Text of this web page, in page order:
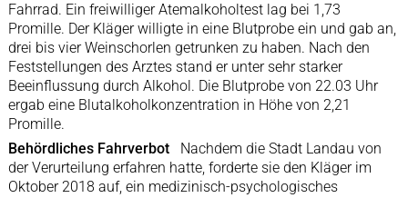
Fahrrad. Ein freiwilliger Atemalkoholtest lag bei 1,73
Promille. Der Kläger willigte in eine Blutprobe ein und gab an,
drei bis vier Weinschorlen getrunken zu haben. Nach den
Feststellungen des Arztes stand er unter sehr starker
Beeinflussung durch Alkohol. Die Blutprobe von 22.03 Uhr
ergab eine Blutalkoholkonzentration in Höhe von 2,21
Promille.
Behördliches FahrverbotNachdem die Stadt Landau von
der Verurteilung erfahren hatte, forderte sie den Kläger im
Oktober 2018 auf, ein medizinisch-psychologisches